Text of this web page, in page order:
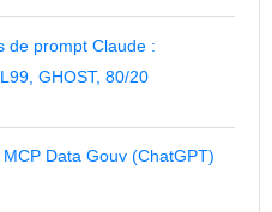
de prompt Claude :
GHOST, 80/20
Data Gouv (ChatGPT)